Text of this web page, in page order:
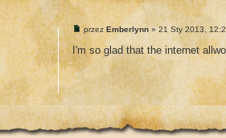
przezEmberlynn » 21 Sty 2013,
I'm so glad that the internet